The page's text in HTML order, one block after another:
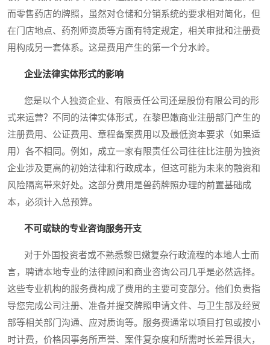
而零售药店的牌照，虽然对仓储和分销系统的要求相对简化，但
在门店地点、药剂师资质等方面有特定规定，相关审批和注册费
用构成另一套体系。这是费用产生的第一个分水岭。
企业法律实体形式的影响
您是以个人独资企业、有限责任公司还是股份有限公司的形
式来运营？不同的法律实体形式，在黎巴嫩商业注册部门产生的
注册费用、公证费用、章程备案费用以及最低资本要求（如果适
用）各不相同。例如，成立一家有限责任公司往往比注册为独资
企业涉及更高的初始法律和行政成本，但这可能为未来的融资和
风险隔离带来好处。这部分费用是兽药牌照办理的前置基础成
本，必须计入总预算。
不可或缺的专业咨询服务开支
对于外国投资者或不熟悉黎巴嫩复杂行政流程的本地人士而
言，聘请本地专业的法律顾问和商业咨询公司几乎是必然选择。
这些专业机构的服务费构成了费用的主要可变部分。他们负责指
导您完成公司注册、准备并提交牌照申请文件、与卫生部及经贸
部等相关部门沟通、应对质询等。服务费通常以项目打包或按小
时计费，价格因事务所声誉、案件复杂度和所需时长差异很大，